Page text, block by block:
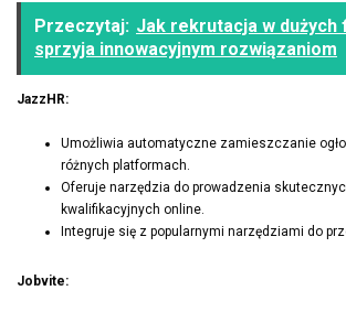
Przeczytaj: Jak rekrutacja w dużych
sprzyja innowacyjnym rozwiązaniom
JazzHR:
Umożliwia automatyczne zamieszczanie
różnych platformach.
Oferuje narzędzia do prowadzenia
kwalifikacyjnych online.
Integruje się z popularnymi narzędziami do
Jobvite: